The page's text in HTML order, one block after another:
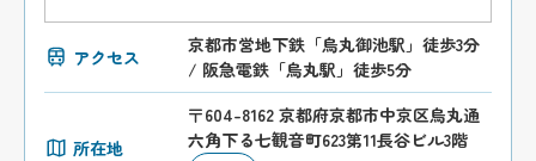
アクセス
京都市営地下鉄「烏丸御池駅」徒歩3分
/ 阪急電鉄「烏丸駅」徒歩5分
所在地
〒604-8162 京都府京都市中京区烏丸通
六角下る七観音町623第11長谷ビル3階